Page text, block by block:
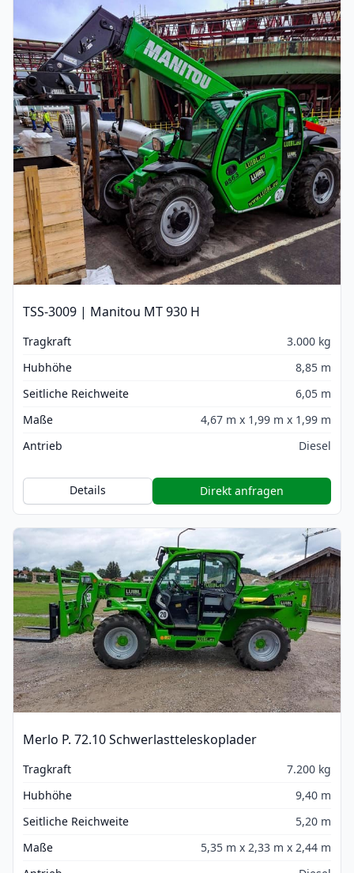
TSS-3009 | Manitou MT 930 H
Tragkraft
3.000 kg
Hubhöhe
8,85 m
Seitliche Reichweite
6,05 m
Maße
4,67 m x 1,99 m x 1,99 m
Antrieb
Diesel
Details Direkt anfragen
Merlo P. 72.10 Schwerlastteleskoplader
Tragkraft
7.200 kg
Hubhöhe
9,40 m
Seitliche Reichweite
5,20 m
Maße
5,35 m x 2,33 m x 2,44 m